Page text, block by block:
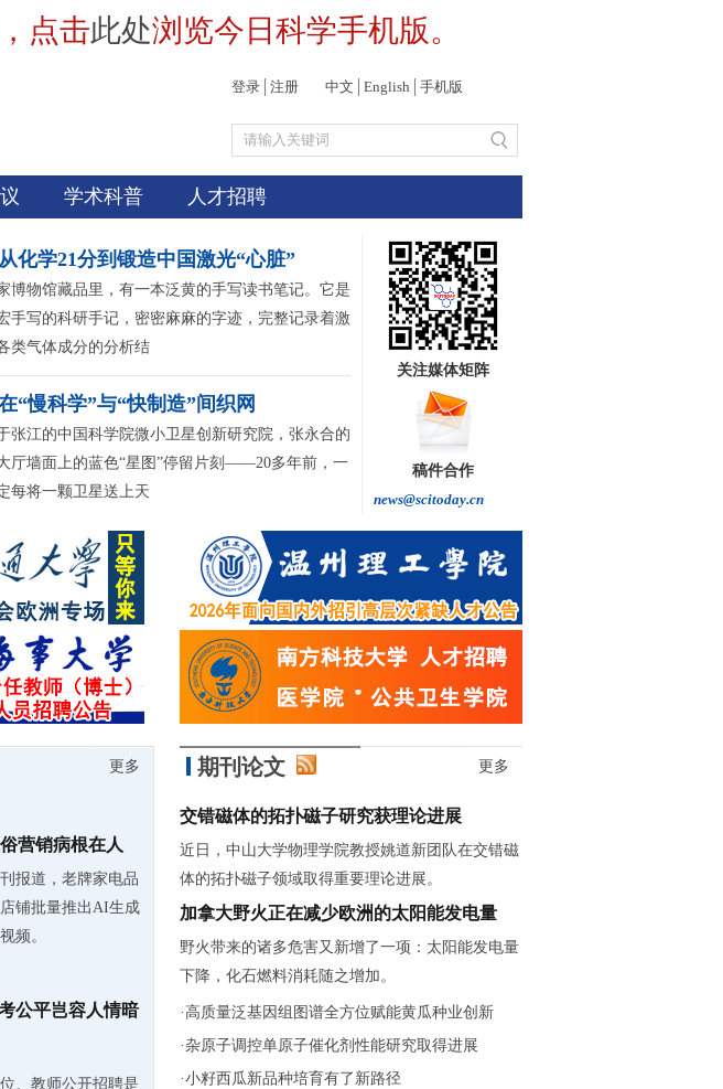
点击此处浏览今日科学手机版。
登录 注册 中文 English 手机版
学术科普 人才招聘
学问简直是世界上最有趣的事情 王继红: 做自主创新的“追光者”
化学21分到锻造中国激光“心脏”
博物馆藏品里，有一本泛黄的手写读书笔记。它是
手写的科研手记，密密麻麻的字迹，完整记录着激
类气体成分的分析结
“慢科学”与“快制造”间织网
张江的中国科学院微小卫星创新研究院，张永合的
厅墙面上的蓝色“星图”停留片刻——20多年前，一
每将一颗卫星送上天
关注媒体矩阵
稿件合作
news@scitoday.cn
更多
营销病根在人
报道，老牌家电品
铺批量推出AI生成
频。
公平岂容人情暗
、教师公开招聘是
期刊论文 更多
交错磁体的拓扑磁子研究获理论进展
近日，中山大学物理学院教授姚道新团队在交错磁
体的拓扑磁子领域取得重要理论进展。
加拿大野火正在减少欧洲的太阳能发电量
野火带来的诸多危害又新增了一项：太阳能发电量
下降，化石燃料消耗随之增加。
· 高质量泛基因组图谱全方位赋能黄瓜种业创新
·杂原子调控单原子催化剂性能研究取得进展
·小籽西瓜新品种培育有了新路径